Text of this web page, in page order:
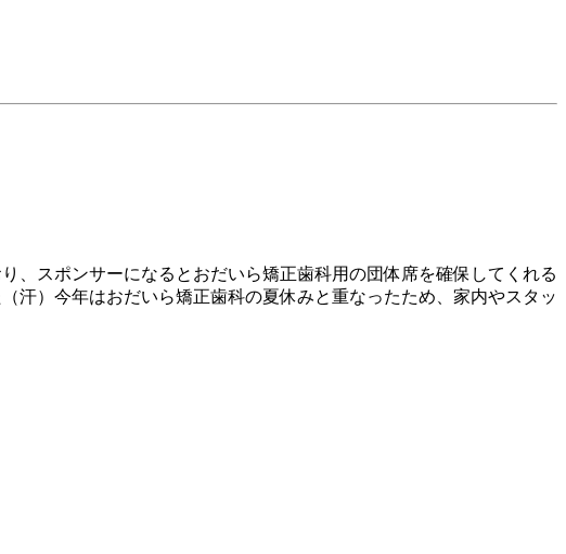
、スポンサーになるとおだいら矯正歯科用の団体席を確保してくれる
汗）今年はおだいら矯正歯科の夏休みと重なったため、家内やスタッ